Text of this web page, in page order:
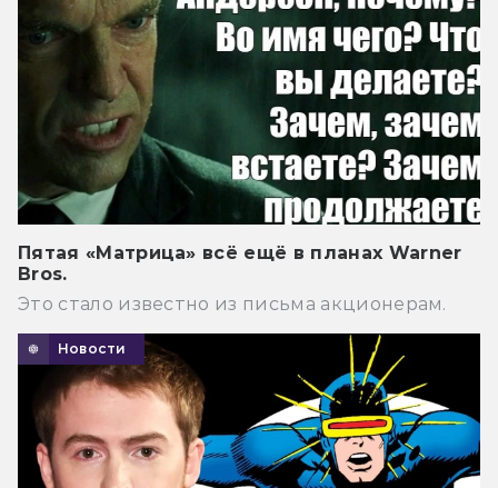
Пятая «Матрица» всё ещё в планах Warner
Bros.
Это стало известно из письма акционерам.
Новости